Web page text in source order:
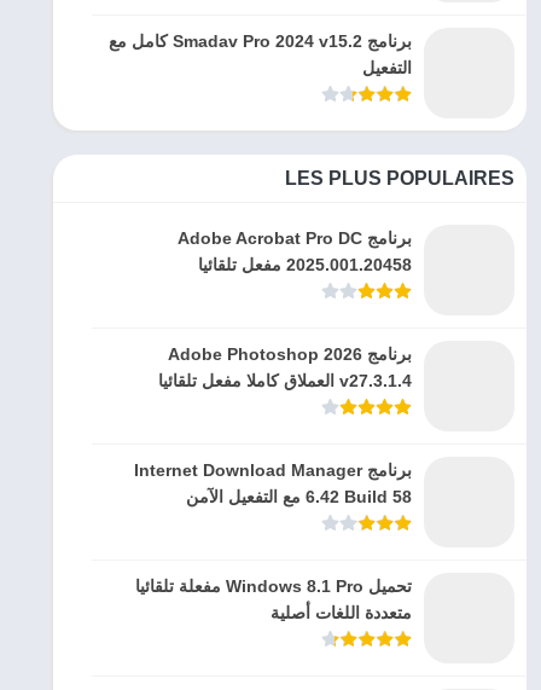
برنامج Smadav Pro 2024 v15.2 كامل مع
التفعيل
LES PLUS POPULAIRES
برنامج Adobe Acrobat Pro DC
2025.001.20458 مفعل تلقائيا
برنامج Adobe Photoshop 2026
v27.3.1.4 العملاق كاملا مفعل تلقائيا
برنامج Internet Download Manager
6.42 Build 58 مع التفعيل الآمن
تحميل Windows 8.1 Pro مفعلة تلقائيا
متعددة اللغات أصلية